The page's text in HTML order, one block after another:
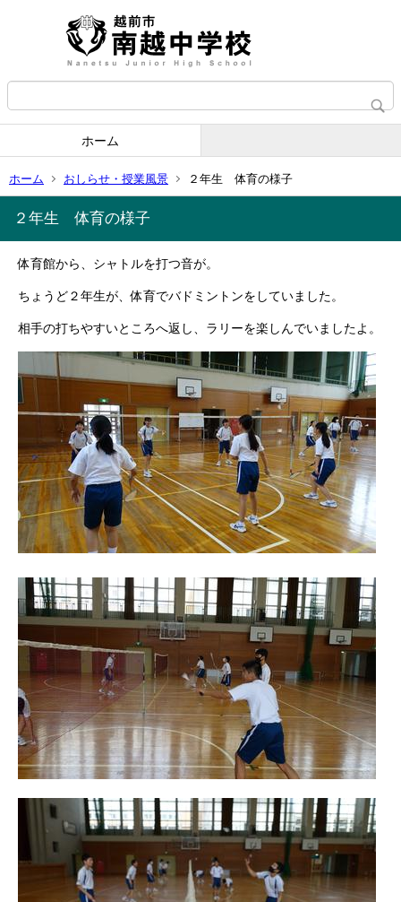
ホーム
ホーム おしらせ・授業風景 ２年生 体育の様子
２年生 体育の様子
体育館から、シャトルを打つ音が。
ちょうど２年生が、体育でバドミントンをしていました。
相手の打ちやすいところへ返し、ラリーを楽しんでいましたよ。